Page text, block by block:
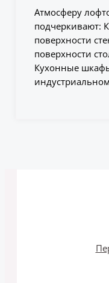
Атмосферу
подчеркивают:
поверхности
поверхности
Кухонные